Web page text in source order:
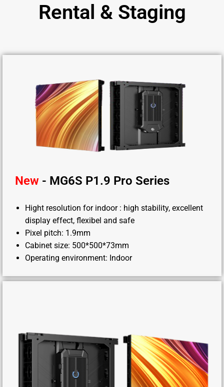
Rental & Staging
New - MG6S P1.9 Pro Series
Hight resolution for indoor : high stability, excellent
display effect, flexibel and safe
Pixel pitch: 1.9mm
Cabinet size: 500*500*73mm
Operating environment: Indoor